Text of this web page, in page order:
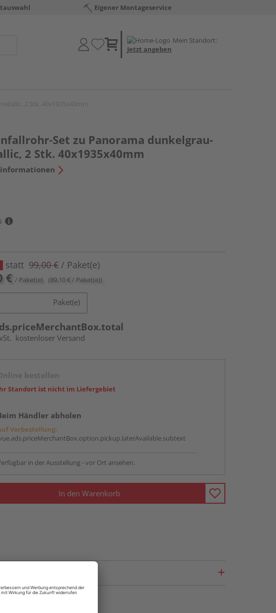
Eigener Montageservice
Mein Standort:
Jetzt angeben
Set zu Panorama dunkelgrau-
2 Stk. 40x1935x40mm
statt 99,00 € / Paket(e)
€ / Paket(e) (89,10 € / Paket(e))
Paket(e)
kostenloser Versand
Standort ist nicht im Liefergebiet
Händler abholen
Vorbestellung:
in der Ausstellung - vor Ort ansehen.
In den Warenkorb